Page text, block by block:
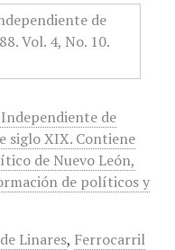
de
siglo XIX. Contiene
de Nuevo León,
de políticos y
Linares, Ferrocarril